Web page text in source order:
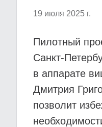
19 июля 2025 г.
Пилотный
Санкт-
в аппарате
Дмитрия
позволит